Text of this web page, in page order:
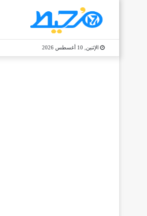
الإثنين, 10 أغسطس 2026